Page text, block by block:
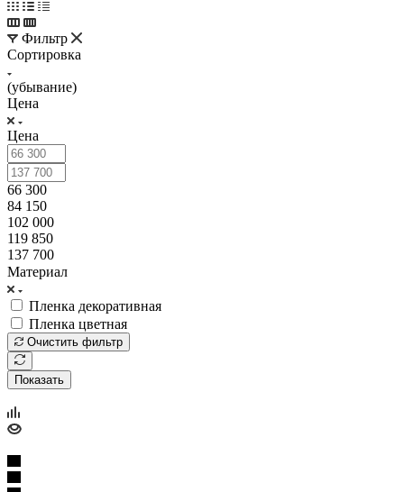
Фильтр
Сортировка
(убывание)
Цена
Цена
66 300
84 150
102 000
119 850
137 700
Материал
Пленка декоративная
Пленка цветная
Очистить фильтр
Показать